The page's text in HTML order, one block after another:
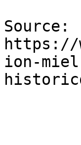
Source:
https://
ion-